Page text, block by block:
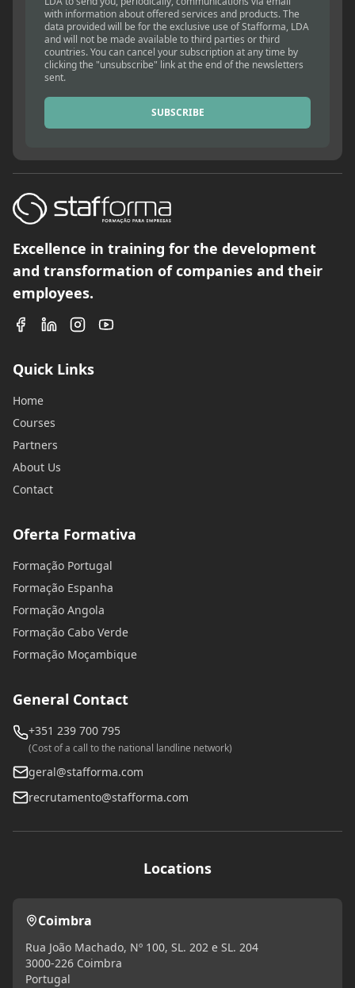
with information about offered services and products. The
data provided will be for the exclusive use of Stafforma, LDA
and will not be made available to third parties or third
countries. You can cancel your subscription at any time by
clicking the "unsubscribe" link at the end of the newsletters
sent.
SUBSCRIBE
Excellence in training for the development
and transformation of companies and their
employees.
Quick Links
Home
Courses
Partners
About Us
Contact
Oferta Formativa
Formação Portugal
Formação Espanha
Formação Angola
Formação Cabo Verde
Formação Moçambique
General Contact
+351 239 700 795
(Cost of a call to the national landline network)
geral@stafforma.com
recrutamento@stafforma.com
Locations
Coimbra
Rua João Machado, Nº 100, SL. 202 e SL. 204
3000-226 Coimbra
Portugal